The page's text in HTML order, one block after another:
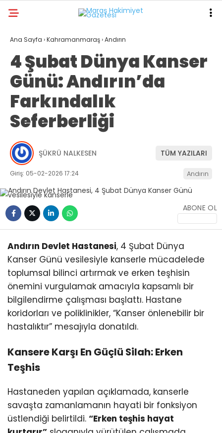
WhatsApp
İhbar Hattı
GALERİ VİDEO YAZARLAR
ANA SAYFA
KAHRAMANMARAŞ
GÜNDEM
EKONOMI
POLITIKA
SPOR
SAĞLIK
KÜLTÜR/SANAT
Ana Sayfa ›Kahramanmaraş›Andırın
4 Şubat Dünya Kanser
Günü: Andırın’da
Farkındalık
Seferberliği
ŞÜKRÜ NALKESEN TÜM YAZILARI
Giriş: 05-02-2026 17:24 Andırın
ABONE OL
Andırın Devlet Hastanesi, 4 Şubat Dünya
Kanser Günü vesilesiyle kanserle mücadelede
toplumsal bilinci artırmak ve erken teşhisin
önemini vurgulamak amacıyla kapsamlı bir
bilgilendirme çalışması başlattı. Hastane
koridorları ve poliklinikler, “Kanser önlenebilir bir
hastalıktır” mesajıyla donatıldı.
Kansere Karşı En Güçlü Silah: Erken
Teşhis
Hastaneden yapılan açıklamada, kanserle
savaşta zamanlamanın hayati bir fonksiyon
üstlendiği belirtildi. “Erken teşhis hayat